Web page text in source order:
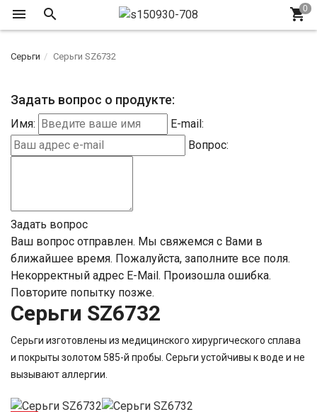
Серьги Серьги SZ6732
Задать вопрос о продукте:
Имя:
E-mail:
Вопрос:
Задать вопрос
Ваш вопрос отправлен. Мы свяжемся с Вами в
ближайшее время. Пожалуйста, заполните все поля.
Некорректный адрес E-Mail. Произошла ошибка.
Повторите попытку позже.
Серьги SZ6732
Серьги изготовлены из медицинского хирургического сплава
и покрыты золотом 585-й пробы. Серьги устойчивы к воде и не
вызывают аллергии.